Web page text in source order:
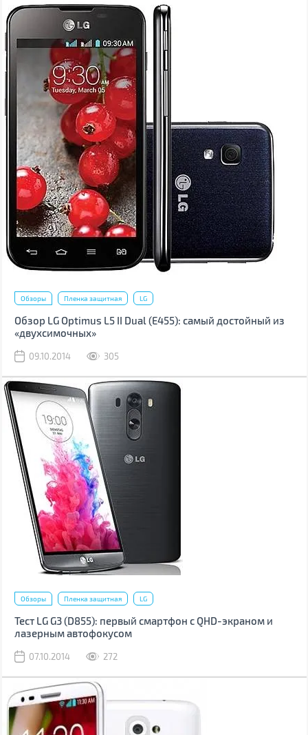
Обзоры Пленка защитная LG
Обзор LG Optimus L5 II Dual (Е455): самый достойный из
«двухсимочных»
09.10.2014 305
Обзоры Пленка защитная LG
Тест LG G3 (D855): первый смартфон с QHD-экраном и
лазерным автофокусом
07.10.2014 272